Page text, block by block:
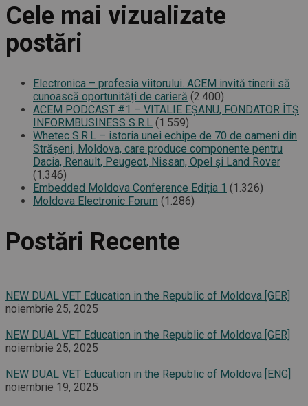
Cele mai vizualizate
postări
Electronica – profesia viitorului. ACEM invită tinerii să
cunoască oportunități de carieră (2.400)
ACEM PODCAST #1 – VITALIE EȘANU, FONDATOR ÎTȘ
INFORMBUSINESS S.R.L (1.559)
Whetec S.R.L – istoria unei echipe de 70 de oameni din
Străşeni, Moldova, care produce componente pentru
Dacia, Renault, Peugeot, Nissan, Opel şi Land Rover
(1.346)
Embedded Moldova Conference Ediția 1 (1.326)
Moldova Electronic Forum (1.286)
Postări Recente
NEW DUAL VET Education in the Republic of Moldova [GER]
noiembrie 25, 2025
NEW DUAL VET Education in the Republic of Moldova [GER]
noiembrie 25, 2025
NEW DUAL VET Education in the Republic of Moldova [ENG]
noiembrie 19, 2025